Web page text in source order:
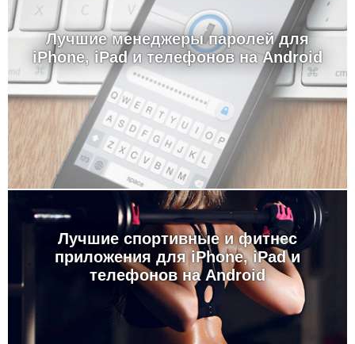
Лучшие менеджеры паролей для
iPhone, iPad и телефонов на Android
Лучшие спортивные и фитнес
приложения для iPhone, iPad и
телефонов на Android